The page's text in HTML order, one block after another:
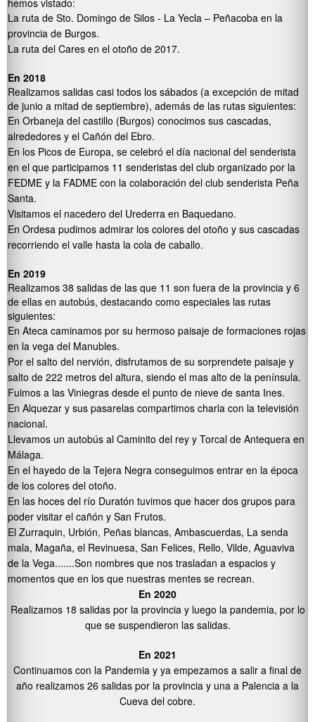
hemos vistado:
La ruta de Sto. Domingo de Silos - La Yecla – Peñacoba en la
provincia de Burgos.
La ruta del Cares en el otoño de 2017.
En 2018
Realizamos salidas casi todos los sábados (a excepción de mitad
de junio a mitad de septiembre), además de las rutas siguientes:
En Orbaneja del castillo (Burgos) conocimos sus cascadas,
alrededores y el Cañón del Ebro.
En los Picos de Europa, se celebró el día nacional del senderista
en el que participamos 11 senderistas del club organizado por la
FEDME y la FADME con la colaboración del club senderista Peña
Santa.
Visitamos el nacedero del Urederra en Baquedano.
En Ordesa pudimos admirar los colores del otoño y sus cascadas
recorriendo el valle hasta la cola de caballo.
En 2019
Realizamos 38 salidas de las que 11 son fuera de la provincia y 6
de ellas en autobús, destacando como especiales las rutas
siguientes:
En Ateca caminamos por su hermoso paisaje de formaciones rojas
en la vega del Manubles.
Por el salto del nervión, disfrutamos de su sorprendete paisaje y
salto de 222 metros del altura, siendo el mas alto de la península.
Fuimos a las Viniegras desde el punto de nieve de santa Ines.
En Alquezar y sus pasarelas compartimos charla con la televisión
nacional.
Llevamos un autobús al Caminito del rey y Torcal de Antequera en
Málaga.
En el hayedo de la Tejera Negra conseguimos entrar en la época
de los colores del otoño.
En las hoces del río Duratón tuvimos que hacer dos grupos para
poder visitar el cañón y San Frutos.
El Zurraquin, Urbión, Peñas blancas, Ambascuerdas, La senda
mala, Magaña, el Revinuesa, San Felices, Rello, Vilde, Aguaviva
de la Vega.......Son nombres que nos trasladan a espacios y
momentos que en los que nuestras mentes se recrean.
En 2020
Realizamos 18 salidas por la provincia y luego la pandemia, por lo
que se suspendieron las salidas.
En 2021
Continuamos con la Pandemia y ya empezamos a salir a final de
año realizamos 26 salidas por la provincia y una a Palencia a la
Cueva del cobre.